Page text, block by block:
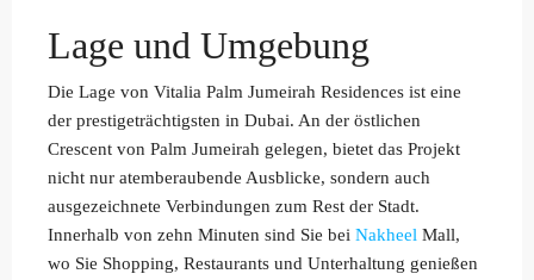
Lage und Umgebung
Die Lage von Vitalia Palm Jumeirah Residences ist eine
der prestigeträchtigsten in Dubai. An der östlichen
Crescent von Palm Jumeirah gelegen, bietet das Projekt
nicht nur atemberaubende Ausblicke, sondern auch
ausgezeichnete Verbindungen zum Rest der Stadt.
Innerhalb von zehn Minuten sind Sie bei Nakheel Mall,
wo Sie Shopping, Restaurants und Unterhaltung genießen